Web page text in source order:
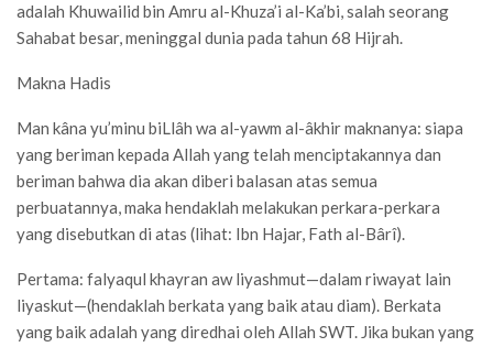
adalah Khuwailid bin Amru al-Khuza’i al-Ka’bi, salah seorang
Sahabat besar, meninggal dunia pada tahun 68 Hijrah.
Makna Hadis
Man kâna yu’minu biLlâh wa al-yawm al-âkhir maknanya: siapa
yang beriman kepada Allah yang telah menciptakannya dan
beriman bahwa dia akan diberi balasan atas semua
perbuatannya, maka hendaklah melakukan perkara-perkara
yang disebutkan di atas (lihat: Ibn Hajar, Fath al-Bârî).
Pertama: falyaqul khayran aw liyashmut—dalam riwayat lain
liyaskut—(hendaklah berkata yang baik atau diam). Berkata
yang baik adalah yang diredhai oleh Allah SWT. Jika bukan yang